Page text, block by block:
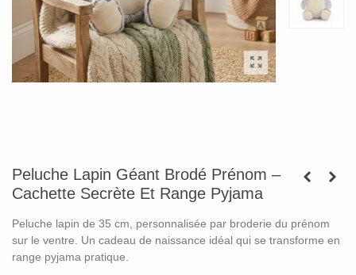
Peluche Lapin Géant Brodé Prénom –
Cachette Secrète Et Range Pyjama
Peluche lapin de 35 cm, personnalisée par broderie du prénom
sur le ventre. Un cadeau de naissance idéal qui se transforme en
range pyjama pratique.